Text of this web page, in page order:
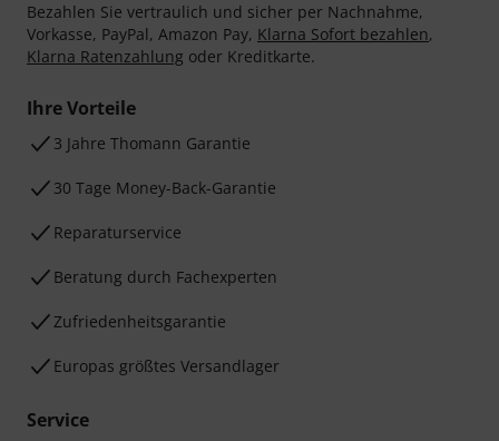
Bezahlen Sie vertraulich und sicher per Nachnahme,
Vorkasse, PayPal, Amazon Pay, Klarna Sofort bezahlen,
Klarna Ratenzahlung oder Kreditkarte.
Ihre Vorteile
3 Jahre Thomann Garantie
30 Tage Money-Back-Garantie
Reparaturservice
Beratung durch Fachexperten
Zufriedenheitsgarantie
Europas größtes Versandlager
Service